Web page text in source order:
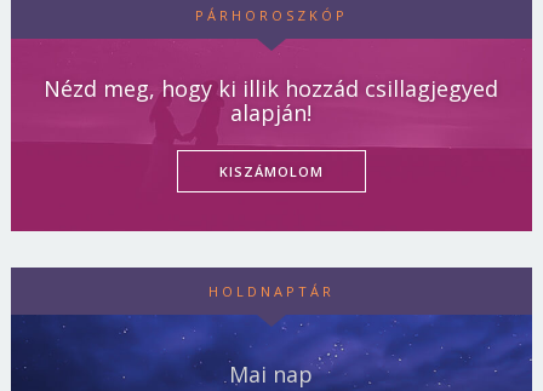
PÁRHOROSZKÓP
Nézd meg, hogy ki illik hozzád csillagjegyed
alapján!
KISZÁMOLOM
HOLDNAPTÁR
Mai nap